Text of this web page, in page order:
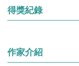
得獎紀錄
作家介紹